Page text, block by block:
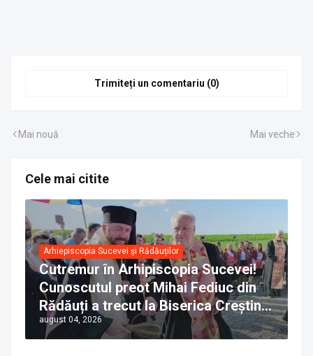
Trimiteți un comentariu (0)
Mai nouă Mai veche
Cele mai citite
Arhiepiscopia Sucevei și Rădăuților
Cutremur în Arhipiscopia Sucevei!
Cunoscutul preot Mihai Fediuc din
Rădăuți a trecut la Biserica Creștină
Ortodoxă Valahă. ÎPS Calinic anunță
că îi pregătește judecata canonică
august 04, 2026